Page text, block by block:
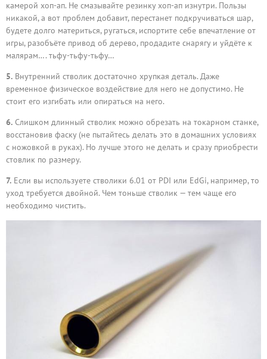
камерой хоп-ап. Не смазывайте резинку хоп-ап изнутри. Пользы
никакой, а вот проблем добавит, перестанет подкручиваться шар,
будете долго материться, ругаться, испортите себе впечатление от
игры, разобъёте привод об дерево, продадите снарягу и уйдёте к
малярам…. тьфу-тьфу-тьфу…
5. Внутренний стволик достаточно хрупкая деталь. Даже
временное физическое воздействие для него не допустимо. Не
стоит его изгибать или опираться на него.
6. Слишком длинный стволик можно обрезать на токарном станке,
восстановив фаску (не пытайтесь делать это в домашних условиях
с ножовкой в руках). Но лучше этого не делать и сразу приобрести
стовлик по размеру.
7. Если вы используете стволики 6.01 от PDI или EdGi, например, то
уход требуется двойной. Чем тоньше стволик — тем чаще его
необходимо чистить.